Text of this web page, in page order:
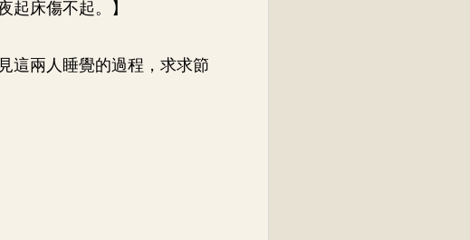
起床傷不起。】
這兩人睡覺的過程，求求節